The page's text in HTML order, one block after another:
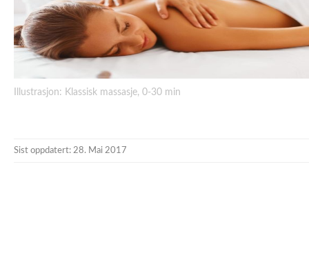
Illustrasjon: Klassisk massasje, 0-30 min
Sist oppdatert: 28. Mai 2017